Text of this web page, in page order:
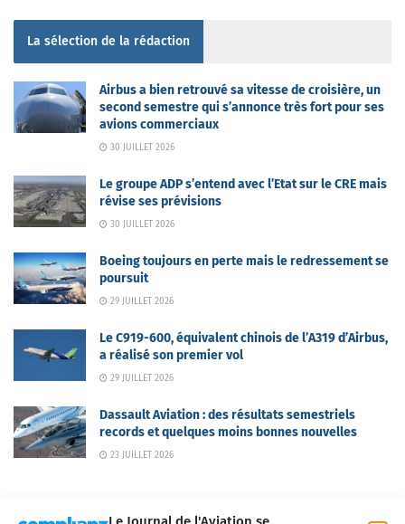
La sélection de la rédaction
Airbus a bien retrouvé sa vitesse de croisière, un
second semestre qui s’annonce très fort pour ses
avions commerciaux
30 JUILLET 2026
Le groupe ADP s’entend avec l’Etat sur le CRE mais
révise ses prévisions
30 JUILLET 2026
Boeing toujours en perte mais le redressement se
poursuit
29 JUILLET 2026
Le C919-600, équivalent chinois de l’A319 d’Airbus,
a réalisé son premier vol
29 JUILLET 2026
Dassault Aviation : des résultats semestriels
records et quelques moins bonnes nouvelles
23 JUILLET 2026